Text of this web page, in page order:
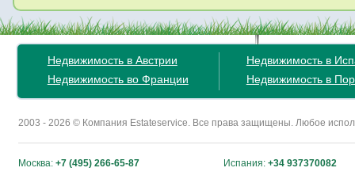
Недвижимость в Австрии
Недвижимость во Франции
Недвижимость в
Недвижимость в
2003 - 2026 © Компания Estateservice. Все права защищены. Любое
Москва: +7 (495) 266-65-87 Испания: +34 937370082